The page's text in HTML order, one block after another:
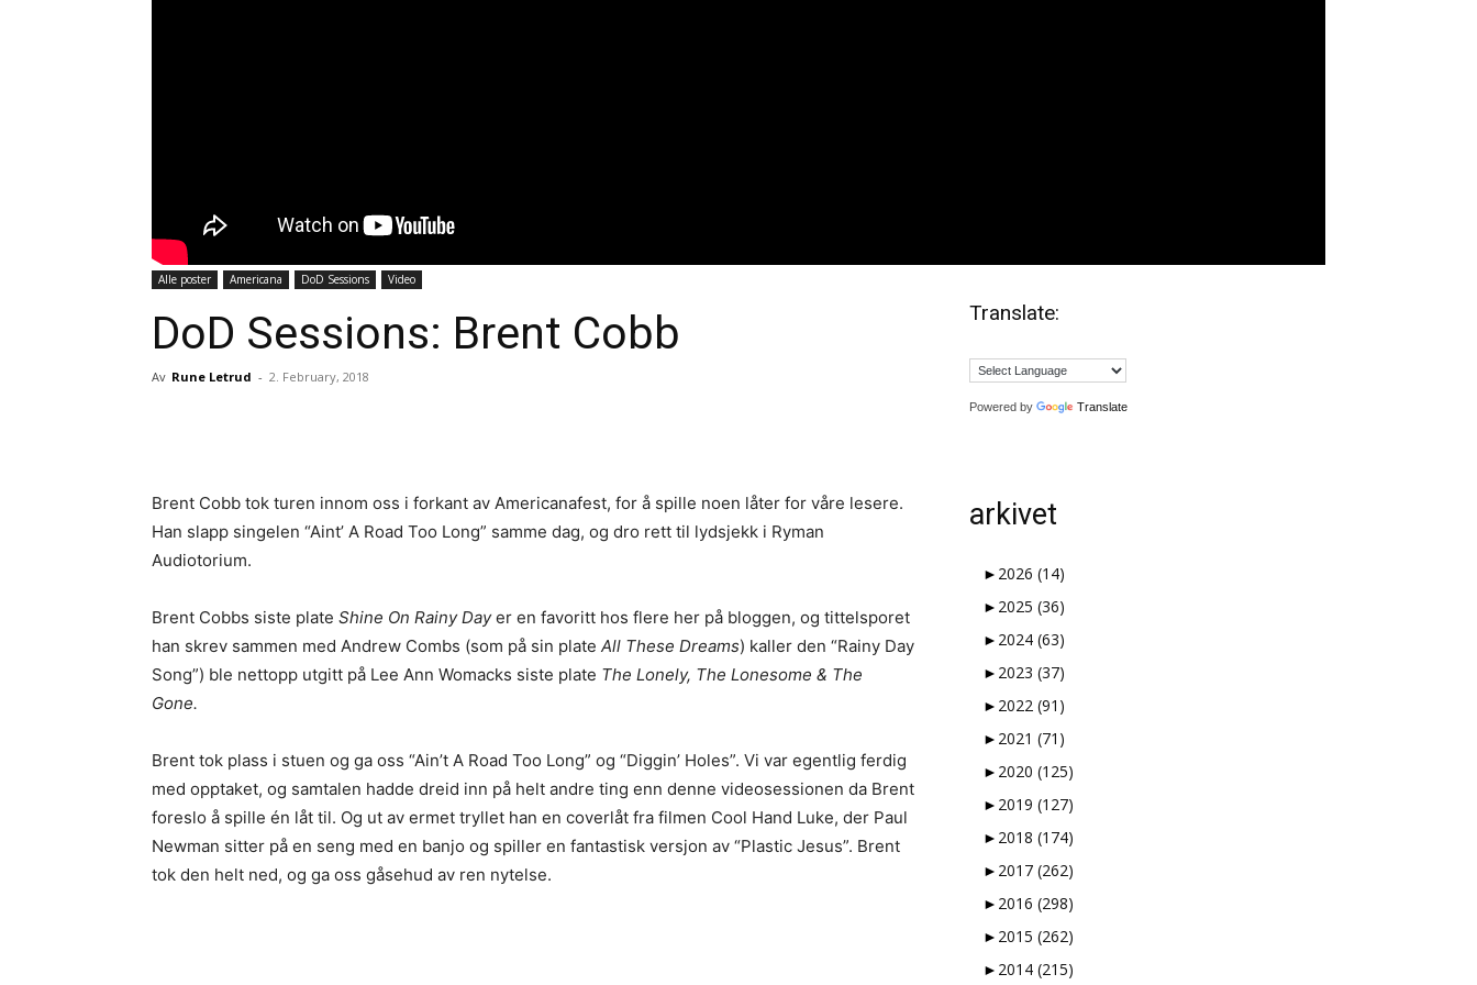
Alle poster Americana DoD Sessions Video
DoD Sessions: Brent Cobb
Av Rune Letrud - 2. February, 2018
Brent Cobb tok turen innom oss i forkant av Americanafest, for å spille noen låter for våre lesere.
Han slapp singelen “Aint’ A Road Too Long” samme dag, og dro rett til lydsjekk i Ryman
Audiotorium.
Brent Cobbs siste plate Shine On Rainy Dayer en favoritt hos flere her på bloggen, og tittelsporet
han skrev sammen med Andrew Combs (som på sin plate All These Dreams) kaller den “Rainy Day
Song”) ble nettopp utgitt på Lee Ann Womacks siste plate The Lonely, The Lonesome & The
Gone.
Brent tok plass i stuen og ga oss “Ain’t A Road Too Long” og “Diggin’ Holes”. Vi var egentlig ferdig
med opptaket, og samtalen hadde dreid inn på helt andre ting enn denne videosessionen da Brent
foreslo å spille én låt til. Og ut av ermet tryllet han en coverlåt fra filmen Cool Hand Luke, der Paul
Newman sitter på en seng med en banjo og spiller en fantastisk versjon av “Plastic Jesus”. Brent
tok den helt ned, og ga oss gåsehud av ren nytelse.
Translate:
Powered by Translate
arkivet
► 2026 (14)
► 2025 (36)
► 2024 (63)
► 2023 (37)
► 2022 (91)
► 2021 (71)
► 2020 (125)
► 2019 (127)
► 2018 (174)
► 2017 (262)
► 2016 (298)
► 2015 (262)
► 2014 (215)